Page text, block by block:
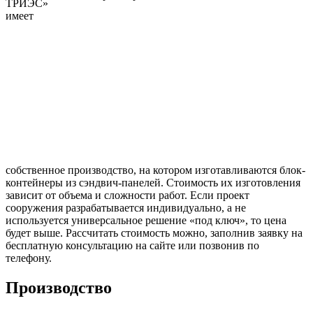
ТРИЭС»
имеет
собственное производство, на котором изготавливаются блок-
контейнеры из сэндвич-панелей. Стоимость их изготовления
зависит от объема и сложности работ. Если проект
сооружения разрабатывается индивидуально, а не
используется универсальное решение «под ключ», то цена
будет выше. Рассчитать стоимость можно, заполнив заявку на
бесплатную консультацию на сайте или позвонив по
телефону.
Производство